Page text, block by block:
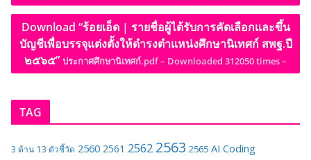
Download “ร้อยเอ็ด | รายชื่อผู้ได้รับการคัดเลือกและขึ้น
บัญชีเพื่อบรรจุแต่งตั้งให้ดำรงตำแหน่งศึกษานิเทศก์ สพฐ.ปี
๒๕๖๕” ประกาศศึกษานิเทศก์.pdf – Downloaded 312050 times –
TAG
3 ด้าน 13 ตัวชี้วัด 2560 2561 2562 2563 2565 AI Coding